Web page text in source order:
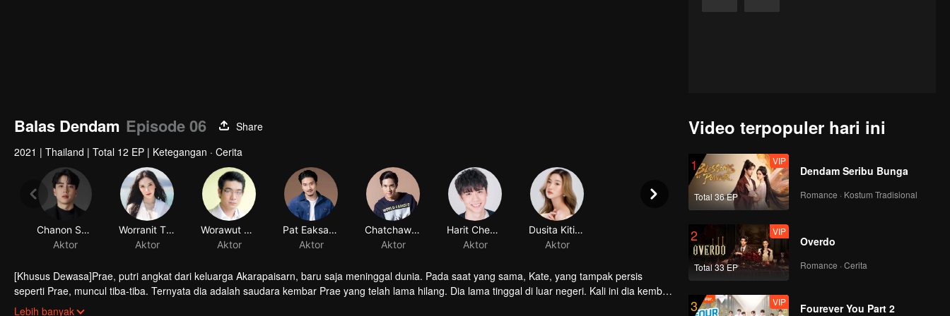
Balas Dendam Episode 06
Share
2021 | Thailand | Total 12 EP | Ketegangan · Cerita
[Khusus Dewasa]Prae, putri angkat dari keluarga Akarapaisarn, baru saja meninggal dunia. Pada saat yang sama, Kate, yang tampak persis
seperti Prae, muncul tiba-tiba. Ternyata dia adalah saudara kembar Prae yang telah lama hilang. Dia lama tinggal di luar negeri. Kali ini dia kembali
untuk menyelidiki penyebab kematian saudara perempuannya, dia hanya diberitahu saudara perempuannya meninggal karena narkoba.
Kate mengungkapkan bahwa kematian adiknya disebabkan oleh kehilangan darah karena beberapa luka di sekujur tubuhnya, dan menduga
Lebih banyak
Video terpopuler hari ini
1
Total 36 EP
VIP
Dendam Seribu Bunga
Romance · Kostum Tradisional
2
Total 33 EP
VIP
Overdo
Romance · Cerita
3 VIP
Fourever You Part 2